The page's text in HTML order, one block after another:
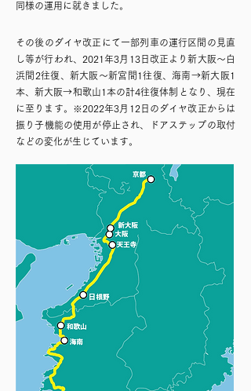
同様の運用に就きました。
その後のダイヤ改正にて一部列車の運行区間の見直
し等が行われ、2021年3月13日改正より新大阪～白
浜間2往復、新大阪～新宮間1往復、海南→新大阪1
本、新大阪→和歌山1本の計4往復体制となり、現在
に至ります。※2022年3月12日のダイヤ改正からは
振り子機能の使用が停止され、ド アステップの取付
などの変化が生じています。